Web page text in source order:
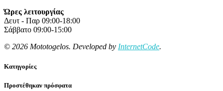
Ώρες λειτουργίας
Δευτ - Παρ 09:00-18:00
Σάββατο 09:00-15:00
© 2026 Mototogelos. Developed by InternetCode.
Κατηγορίες
Προστέθηκαν πρόσφατα